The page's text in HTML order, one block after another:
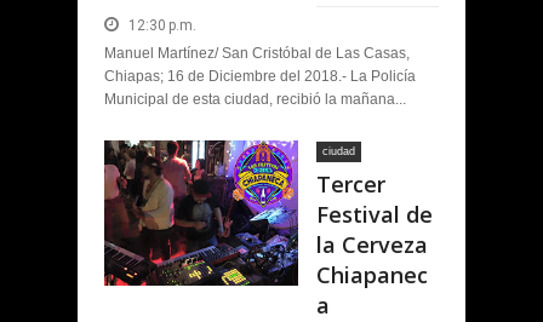
12:30 p.m.
Manuel Martínez/ San Cristóbal de Las Casas,
Chiapas; 16 de Diciembre del 2018.- La Policía
Municipal de esta ciudad, recibió la mañana...
ciudad
Tercer
Festival de
la Cerveza
Chiapanec
a